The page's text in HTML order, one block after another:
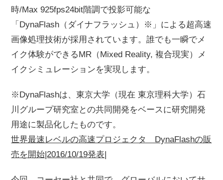
時/Max 925fps24bit階調で投影可能な
「DynaFlash（ダイナフラッシュ）※」による超高速
画像処理技術が採用されています。誰でも一瞬でメ
イク体験ができるMR（Mixed Reality, 複合現実）メ
イクシミュレーションを実現します。
※DynaFlashは、東京大学（現在 東京理科大学）石
川グループ研究室との共同開発をベースに研究開発
用途に製品化したものです。
世界最速レベルの高速プロジェクタ DynaFlashの販
売を開始|2016/10/19発表|